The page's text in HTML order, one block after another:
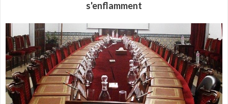
s'enflamment